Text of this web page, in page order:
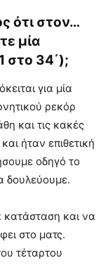
ότι στον…
μία
στο 34΄);
για μία
ρεκόρ
και τις κακές
ήταν επιθετική
οδηγό το
δουλεύουμε.
κατάσταση και να
στο ματς.
τέταρτου